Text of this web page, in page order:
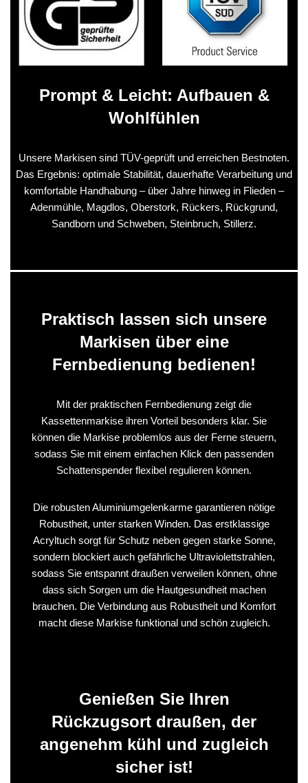
Prompt & Leicht: Aufbauen &
Wohlfühlen
Unsere Markisen sind TÜV-geprüft und erreichen Bestnoten.
Das Ergebnis: optimale Stabilität, dauerhafte Verarbeitung und
komfortable Handhabung – über Jahre hinweg in Flieden –
Adenmühle, Magdlos, Oberstork, Rückers, Rückgrund,
Sandborn und Schweben, Steinbruch, Stillerz.
Praktisch lassen sich unsere
Markisen über eine
Fernbedienung bedienen!
Mit der praktischen Fernbedienung zeigt die
Kassettenmarkise ihren Vorteil besonders klar. Sie
können die Markise problemlos aus der Ferne steuern,
sodass Sie mit einem einfachen Klick den passenden
Schattenspender flexibel regulieren können.
Die robusten Aluminiumgelenkarme garantieren nötige
Robustheit, unter starken Winden. Das erstklassige
Acryltuch sorgt für Schutz neben gegen starke Sonne,
sondern blockiert auch gefährliche Ultraviolettstrahlen,
sodass Sie entspannt draußen verweilen können, ohne
dass sich Sorgen um die Hautgesundheit machen
brauchen. Die Verbindung aus Robustheit und Komfort
macht diese Markise funktional und schön zugleich.
Genießen Sie Ihren
Rückzugsort draußen, der
angenehm kühl und zugleich
sicher ist!